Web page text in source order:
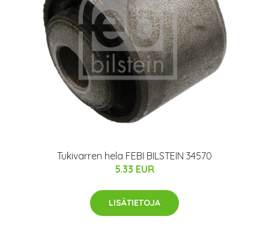
Tukivarren hela FEBI BILSTEIN 34570
5.33 EUR
LISÄTIETOJA